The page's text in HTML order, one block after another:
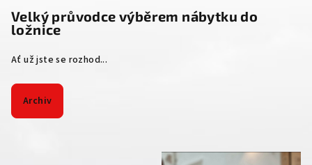
Velký průvodce výběrem nábytku do
ložnice
Ať už jste se rozhod...
Archiv